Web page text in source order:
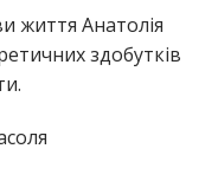
життя Анатолія
здобутків